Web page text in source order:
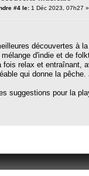
#4 le: 1 Déc 2023, 07h27 »
découvertes à
d'indie et de
fois relax et entraînant,
qui donne la
suggestions pour la